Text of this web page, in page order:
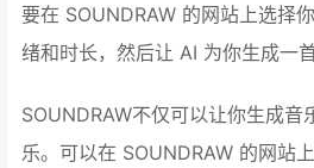
要在 SOUNDRAW 的网站上选择
绪和时长，然后让 AI 为你生成一
SOUNDRAW不仅可以让你生成音
乐。可以在 SOUNDRAW 的网站